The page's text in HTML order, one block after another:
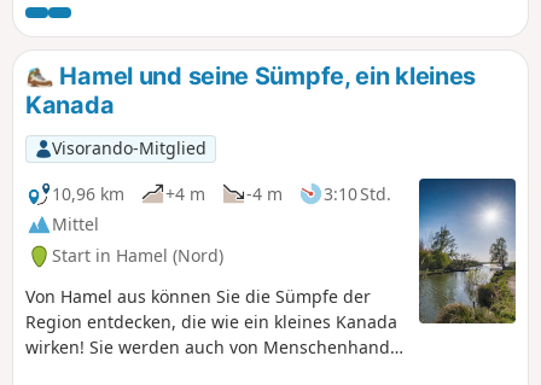
Pferden des Reitzentrums begrüßt.
Dann schlängeln Sie sich durch die
Landschaft und gelangen zum Bois
Duquesnoy. Da ich mit meinem Hund
nicht den kommunalen Wanderweg
nehmen kann, biege ich vorher ab und
folge einer kleinen, ruhigen und grünen
Landstraße. Zum Schluss geht es wieder
am Kanal entlang zurück zum Parkplatz.
Viel Spaß beim Wandern!
Hamel und seine Sümpfe, ein kleines
Kanada
Visorando-Mitglied
10,96 km
+4 m -4 m
3:10 Std.
Mittel
Start in Hamel (Nord)
Von Hamel aus können Sie die Sümpfe der
Region entdecken, die wie ein kleines Kanada
wirken! Sie werden auch von Menschenhand